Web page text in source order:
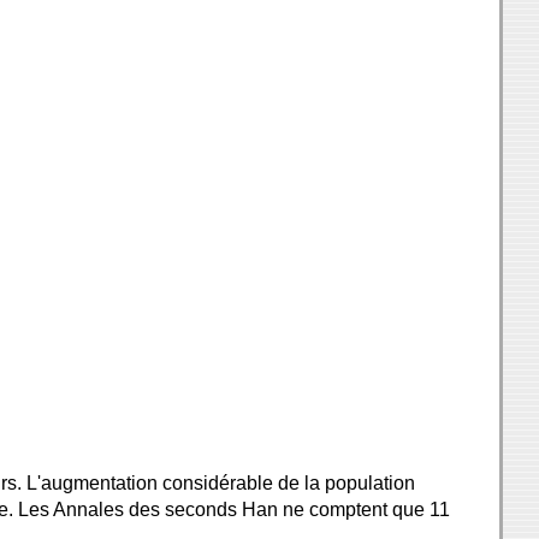
L'augmentation considérable de la population
Les Annales des seconds Han ne comptent que 11